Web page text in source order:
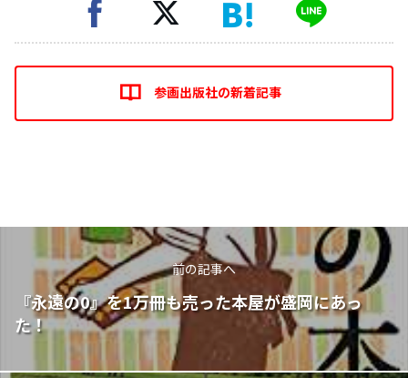
参画出版社の新着記事
前の記事へ
『永遠の0』を1万冊も売った本屋が盛岡にあっ
た！